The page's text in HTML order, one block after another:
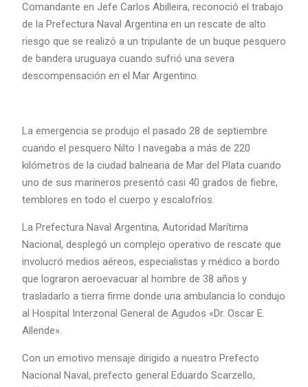
Comandante en Jefe Carlos Abilleira, reconoció el trabajo
de la Prefectura Naval Argentina en un rescate de alto
riesgo que se realizó a un tripulante de un buque pesquero
de bandera uruguaya cuando sufrió una severa
descompensación en el Mar Argentino.
La emergencia se produjo el pasado 28 de septiembre
cuando el pesquero Nilto I navegaba a más de 220
kilómetros de la ciudad balnearia de Mar del Plata cuando
uno de sus marineros presentó casi 40 grados de fiebre,
temblores en todo el cuerpo y escalofríos.
La Prefectura Naval Argentina, Autoridad Marítima
Nacional, desplegó un complejo operativo de rescate que
involucró medios aéreos, especialistas y médico a bordo
que lograron aeroevacuar al hombre de 38 años y
trasladarlo a tierra firme donde una ambulancia lo condujo
al Hospital Interzonal General de Agudos «Dr. Oscar E.
Allende».
Con un emotivo mensaje dirigido a nuestro Prefecto
Nacional Naval, prefecto general Eduardo Scarzello,